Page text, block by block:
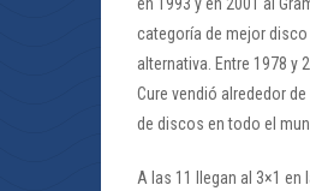
categoría de mejor
alternativa. Entre 1978 y
Cure vendió alrededor
de discos en todo el
A las 11 llegan al 3×1 en